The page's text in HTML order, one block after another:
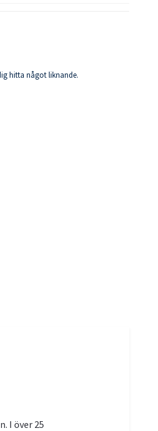
hitta något liknande.
I över 25